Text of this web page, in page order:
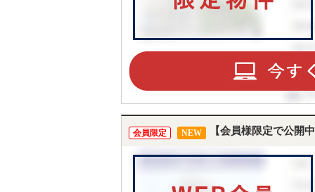
会員限定 NEW 【会員様限定で公開